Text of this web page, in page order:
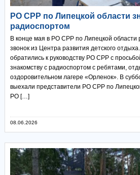
РО СРР по Липецкой области
радиоспортом
В конце мая в РО СРР по Липецкой
звонок из Центра развития детского
обратились к руководству РО СРР с
знакомству с радиоспортом с ребятами,
оздоровительном лагере «Орленок». В
выехали представители РО СРР по
РО […]
08.06.2026